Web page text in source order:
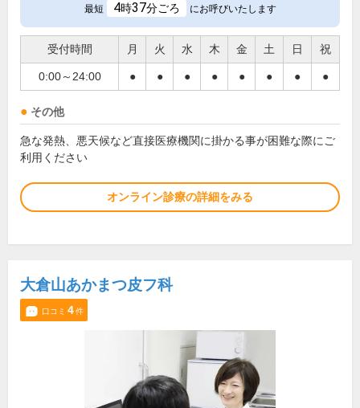
最短 4時37分ごろ にお呼びいたします
受付時間 月 火 水 木 金 土 日 祝
0:00～24:00 ● ● ● ● ● ● ● ●
その他
急な発熱、悪天候など直接医療機関に掛かる事が困難な際にご
利用ください
オンライン診療の詳細をみる
大倉山あかまつ皮フ科
口コミ 4件